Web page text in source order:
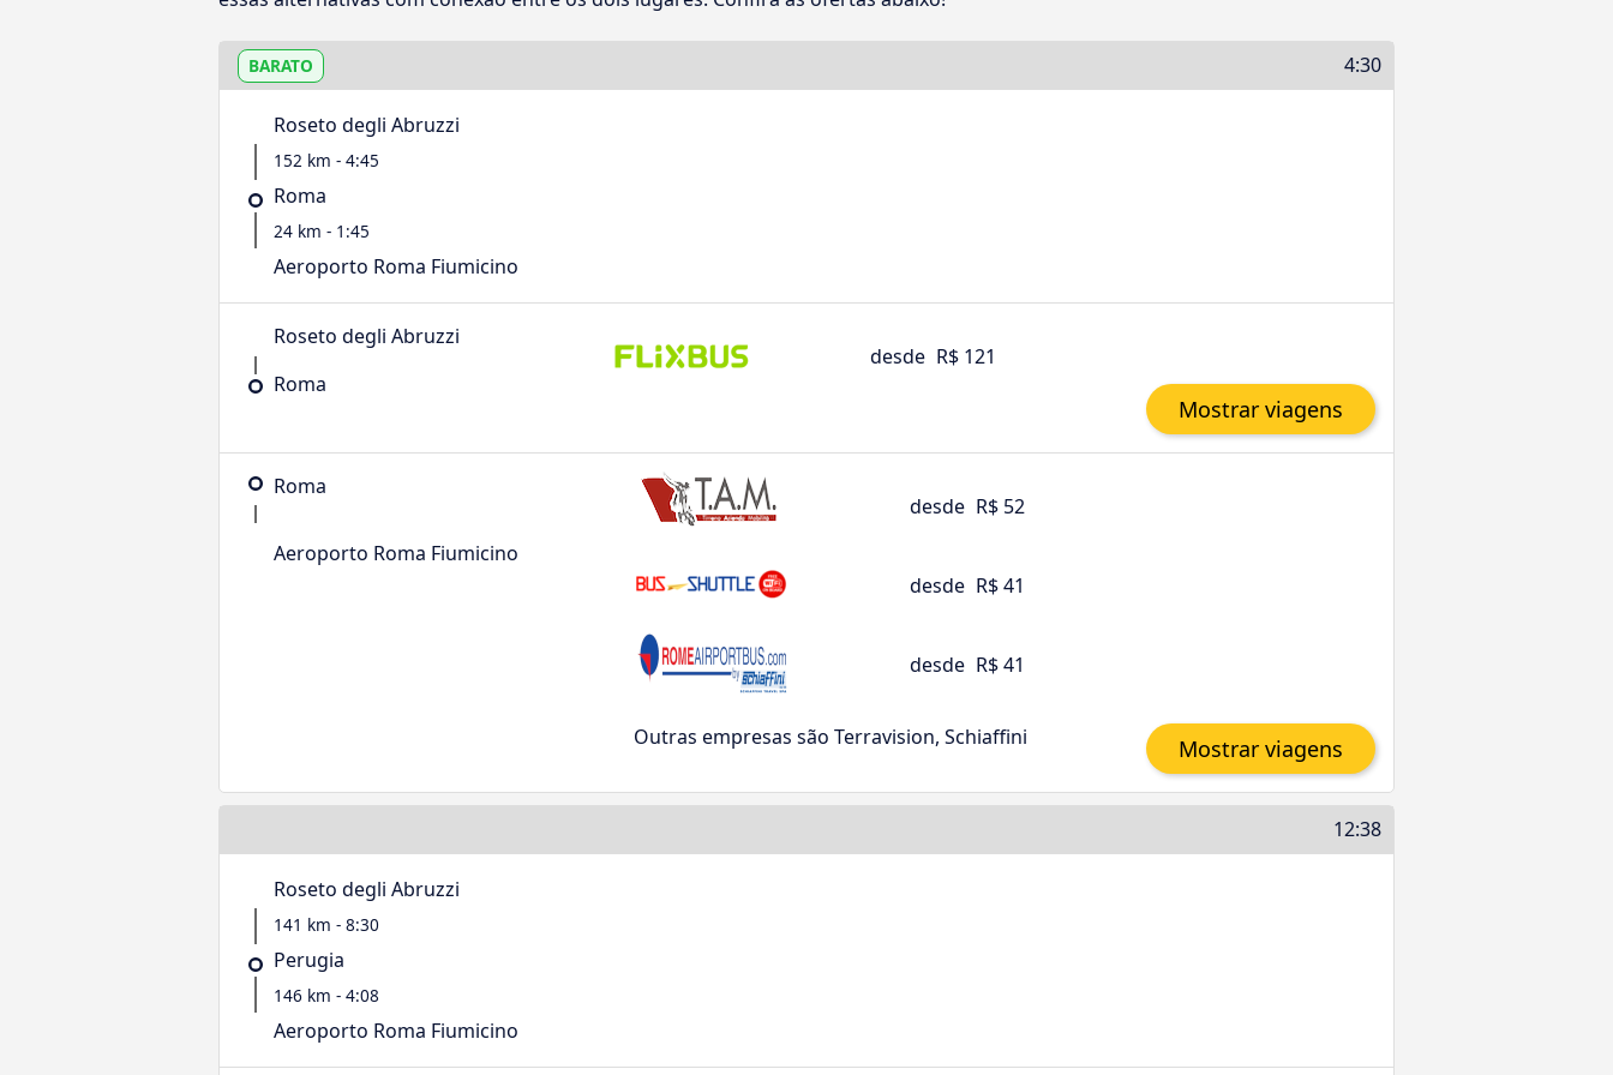
BARATO 4:30
Roseto degli Abruzzi
152 km - 4:45
Roma
24 km - 1:45
Aeroporto Roma Fiumicino
Roseto degli Abruzzi
Roma
desde R$ 121
Mostrar viagens
Roma
Aeroporto Roma Fiumicino
desde R$ 52
desde R$ 41
desde R$ 41
Outras empresas são Terravision, Schiaffini Mostrar viagens
12:38
Roseto degli Abruzzi
141 km - 8:30
Perugia
146 km - 4:08
Aeroporto Roma Fiumicino